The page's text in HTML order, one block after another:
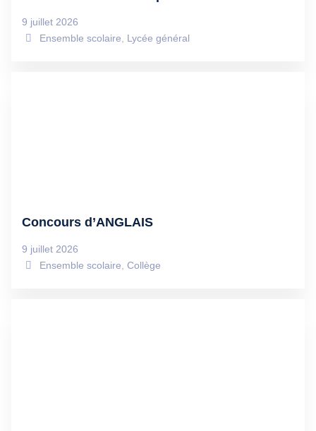
9 juillet 2026
Ensemble scolaire
Lycée général
Concours d’ANGLAIS
9 juillet 2026
Ensemble scolaire Collège